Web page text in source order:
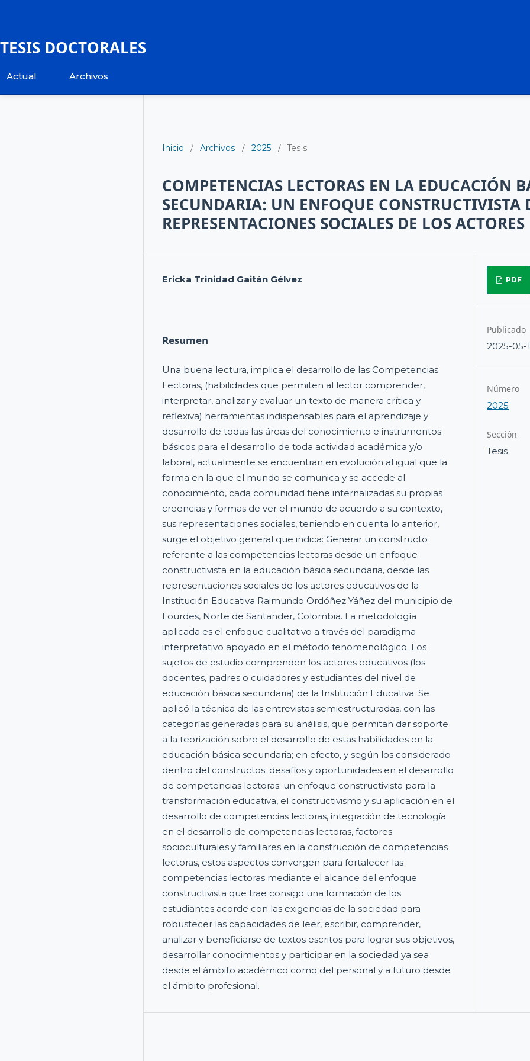
TESIS DOCTORALES
Actual Archivos
Inicio / Archivos / 2025 / Tesis
COMPETENCIAS LECTORAS EN LA EDUCACIÓN
SECUNDARIA: UN ENFOQUE CONSTRUCTIVISTA
REPRESENTACIONES SOCIALES DE LOS
Ericka Trinidad Gaitán Gélvez
Resumen
Una buena lectura, implica el desarrollo de las Competencias
Lectoras, (habilidades que permiten al lector comprender,
interpretar, analizar y evaluar un texto de manera crítica y
reflexiva) herramientas indispensables para el aprendizaje y
desarrollo de todas las áreas del conocimiento e instrumentos
básicos para el desarrollo de toda actividad académica y/o
laboral, actualmente se encuentran en evolución al igual que la
forma en la que el mundo se comunica y se accede al
conocimiento, cada comunidad tiene internalizadas su propias
creencias y formas de ver el mundo de acuerdo a su contexto,
sus representaciones sociales, teniendo en cuenta lo anterior,
surge el objetivo general que indica: Generar un constructo
referente a las competencias lectoras desde un enfoque
constructivista en la educación básica secundaria, desde las
representaciones sociales de los actores educativos de la
Institución Educativa Raimundo Ordóñez Yáñez del municipio de
Lourdes, Norte de Santander, Colombia. La metodología
aplicada es el enfoque cualitativo a través del paradigma
interpretativo apoyado en el método fenomenológico. Los
sujetos de estudio comprenden los actores educativos (los
docentes, padres o cuidadores y estudiantes del nivel de
educación básica secundaria) de la Institución Educativa. Se
aplicó la técnica de las entrevistas semiestructuradas, con las
categorías generadas para su análisis, que permitan dar soporte
a la teorización sobre el desarrollo de estas habilidades en la
educación básica secundaria; en efecto, y según los considerado
dentro del constructos: desafíos y oportunidades en el desarrollo
de competencias lectoras: un enfoque constructivista para la
transformación educativa, el constructivismo y su aplicación en el
desarrollo de competencias lectoras, integración de tecnología
en el desarrollo de competencias lectoras, factores
socioculturales y familiares en la construcción de competencias
lectoras, estos aspectos convergen para fortalecer las
competencias lectoras mediante el alcance del enfoque
constructivista que trae consigo una formación de los
estudiantes acorde con las exigencias de la sociedad para
robustecer las capacidades de leer, escribir, comprender,
analizar y beneficiarse de textos escritos para lograr sus objetivos,
desarrollar conocimientos y participar en la sociedad ya sea
desde el ámbito académico como del personal y a futuro desde
el ámbito profesional.
PDF
Publicado
2025-05-
Número
2025
Sección
Tesis